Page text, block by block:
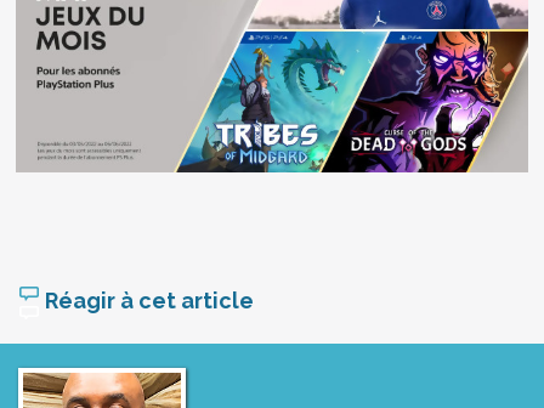
Réagir à cet article